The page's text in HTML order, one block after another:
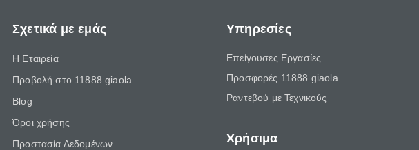
Σχετικά με εμάς
Η Εταιρεία
Προβολή στο 11888 giaola
Blog
Όροι χρήσης
Προστασία Δεδομένων
Υπηρεσίες
Επείγουσες Εργασίες
Προσφορές 11888 giaola
Ραντεβού με Τεχνικούς
Χρήσιμα